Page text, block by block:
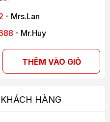
- Mrs.Lan
- Mr.Huy
THÊM VÀO GIỎ
HÀNG